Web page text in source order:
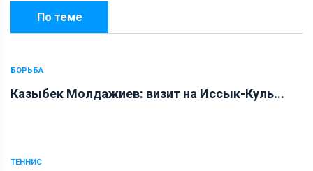
По теме
БОРЬБА
Казыбек Молдажиев: визит на Иссык-Куль...
ТЕННИС